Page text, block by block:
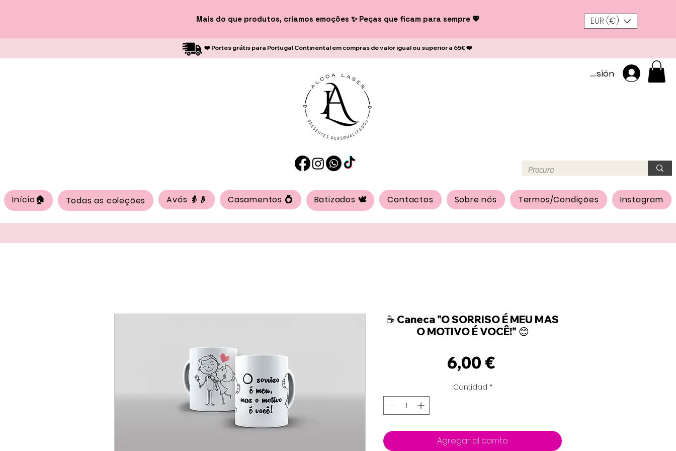
Mais do que produtos, criamos emoções ✨ Peças que ficam para sempre 💖 EUR (€)
❤️ Portes grátis para Portugal Continental em compras de valor igual ou superior a 65€ ❤️
Iniciar sesión
Início🏠 Todas as coleções Avós 👵👴 Casamentos 💍 Batizados 🕊️ Contactos Sobre nós Termos/Condições Instagram
☕ Caneca "O SORRISO É MEU MAS
O MOTIVO É VOCÊ!" 😊
6,00 €
Cantidad *
Agregar al carrito